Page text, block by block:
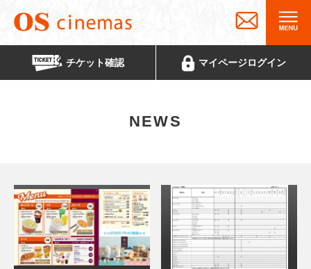
チケット確認 マイページログイン
NEWS